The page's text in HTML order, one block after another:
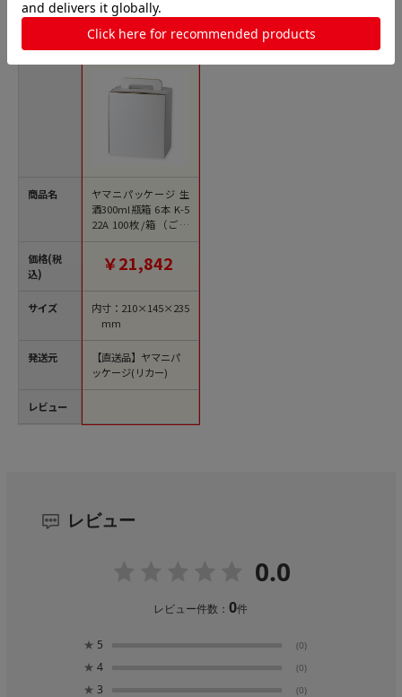
手提げ箱の人気商品との比較
商品名
価格(税
込)
サイズ
発送元
レビュー
ヤマニパッケージ 生
酒300ml瓶箱 6本 K-5
22A 100枚/箱（ご注
文単位1箱）【直送
￥21,842
内寸：210×145×235
mm
【直送品】ヤマニパ
ッケージ(リカー)
レビュー
0.0
レビュー件数：0件
★ 5 (0)
★ 4 (0)
★ 3 (0)